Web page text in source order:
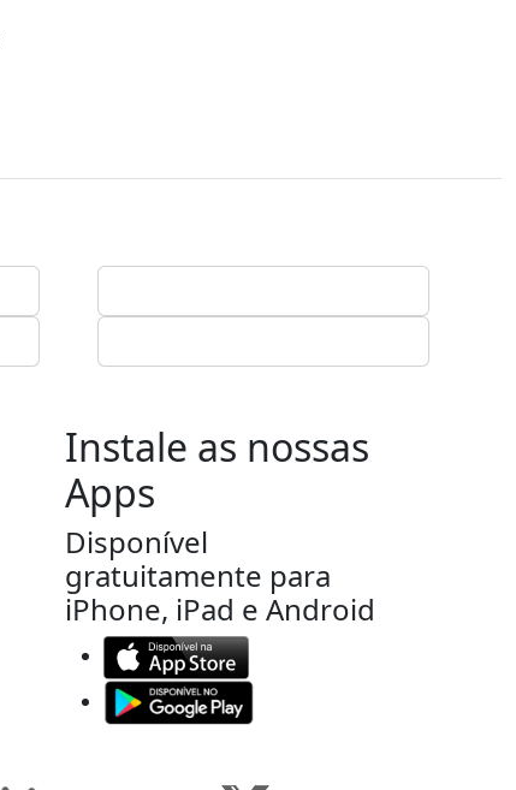
Instale as nossas
Apps
Disponível
gratuitamente para
iPhone, iPad e Android